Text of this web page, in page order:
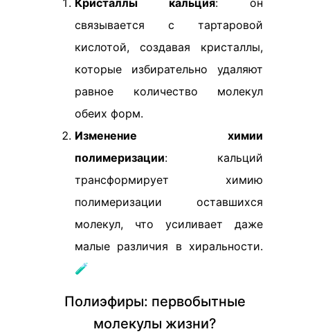
Кристаллы кальция: он
связывается с тартаровой
кислотой, создавая кристаллы,
которые избирательно удаляют
равное количество молекул
обеих форм.
Изменение химии
полимеризации: кальций
трансформирует химию
полимеризации оставшихся
молекул, что усиливает даже
малые различия в хиральности.
🧪
Полиэфиры: первобытные
молекулы жизни?